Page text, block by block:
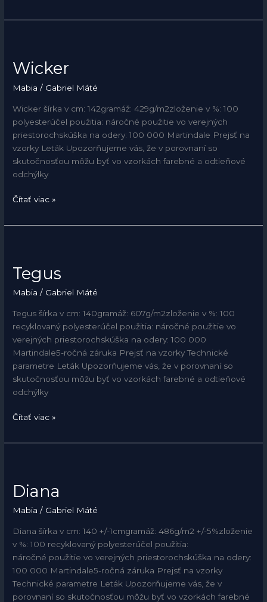
Wicker
Mabia / Gabriel Máté
Wicker šírka v cm: 142gramáž: 429g/m2zloženie v %: 100
polyesterúčel použitia: náročné použitie vo verejných
priestorochskúška na odery: 100 000 Martindale Prejsť na
vzorky Leták Upozorňujeme vás, že v porovnaní so
skutočnosťou môžu byť vo vzorkách farebné a odtieňové
odchýlky
Čítať viac »
Tegus
Mabia / Gabriel Máté
Tegus šírka v cm: 140gramáž: 607g/m2zloženie v %: 100
recyklovaný polyesterúčel použitia: náročné použitie vo
verejných priestorochskúška na odery: 100 000
Martindale5-ročná záruka Prejsť na vzorky Technické
parametre Leták Upozorňujeme vás, že v porovnaní so
skutočnosťou môžu byť vo vzorkách farebné a odtieňové
odchýlky
Čítať viac »
Diana
Mabia / Gabriel Máté
Diana šírka v cm: 140 +/-1cmgramáž: 486g/m2 +/-5%zloženie
v %: 100 recyklovaný polyesterúčel použitia:
náročné použitie vo verejných priestorochskúška na odery:
100 000 Martindale5-ročná záruka Prejsť na vzorky
Technické parametre Leták Upozorňujeme vás, že v
porovnaní so skutočnosťou môžu byť vo vzorkách farebné